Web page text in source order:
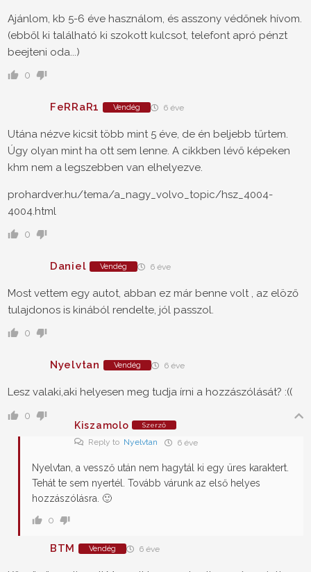
Ajánlom, kb 5-6 éve használom, és asszony védőnek hívom.
(ebből ki található ki szokott kulcsot, telefont apró pénzt
beejteni oda...)
0
FeRRaR1 Vendég 6 éve
Utána nézve kicsit több mint 5 éve, de én beljebb tűrtem.
Úgy olyan mint ha ott sem lenne. A cikkben lévő képeken
khm nem a legszebben van elhelyezve.
prohardver.hu/tema/a_nagy_volvo_topic/hsz_4004-
4004.html
0
Daniel Vendég 6 éve
Most vettem egy autot, abban ez már benne volt , az elöző
tulajdonos is kinából rendelte, jól passzol.
0
Nyelvtan Vendég 6 éve
Lesz valaki,aki helyesen meg tudja írni a hozzászólását? :((
0
Kiszamolo
Szerző
Reply to Nyelvtan 6 éve
Nyelvtan, a vessző után nem hagytál ki egy üres karaktert.
Tehát te sem nyertél. Tovább várunk az első helyes
hozzászólásra. 🙂
0
BTM Vendég 6 éve